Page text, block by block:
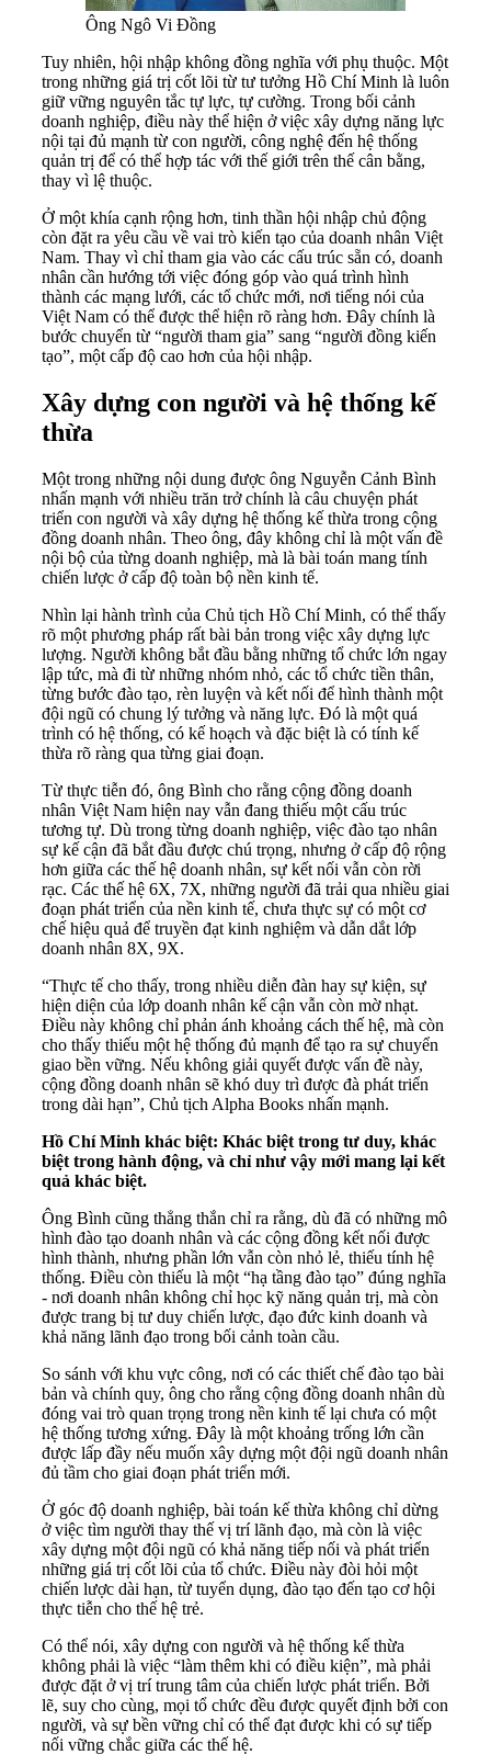
Ông Ngô Vi Đồng
Tuy nhiên, hội nhập không đồng nghĩa với phụ thuộc. Một
trong những giá trị cốt lõi từ tư tưởng Hồ Chí Minh là luôn
giữ vững nguyên tắc tự lực, tự cường. Trong bối cảnh
doanh nghiệp, điều này thể hiện ở việc xây dựng năng lực
nội tại đủ mạnh từ con người, công nghệ đến hệ thống
quản trị để có thể hợp tác với thế giới trên thế cân bằng,
thay vì lệ thuộc.
Ở một khía cạnh rộng hơn, tinh thần hội nhập chủ động
còn đặt ra yêu cầu về vai trò kiến tạo của doanh nhân Việt
Nam. Thay vì chỉ tham gia vào các cấu trúc sẵn có, doanh
nhân cần hướng tới việc đóng góp vào quá trình hình
thành các mạng lưới, các tổ chức mới, nơi tiếng nói của
Việt Nam có thể được thể hiện rõ ràng hơn. Đây chính là
bước chuyển từ “người tham gia” sang “người đồng kiến
tạo”, một cấp độ cao hơn của hội nhập.
Xây dựng con người và hệ thống kế
thừa
Một trong những nội dung được ông Nguyễn Cảnh Bình
nhấn mạnh với nhiều trăn trở chính là câu chuyện phát
triển con người và xây dựng hệ thống kế thừa trong cộng
đồng doanh nhân. Theo ông, đây không chỉ là một vấn đề
nội bộ của từng doanh nghiệp, mà là bài toán mang tính
chiến lược ở cấp độ toàn bộ nền kinh tế.
Nhìn lại hành trình của Chủ tịch Hồ Chí Minh, có thể thấy
rõ một phương pháp rất bài bản trong việc xây dựng lực
lượng. Người không bắt đầu bằng những tổ chức lớn ngay
lập tức, mà đi từ những nhóm nhỏ, các tổ chức tiền thân,
từng bước đào tạo, rèn luyện và kết nối để hình thành một
đội ngũ có chung lý tưởng và năng lực. Đó là một quá
trình có hệ thống, có kế hoạch và đặc biệt là có tính kế
thừa rõ ràng qua từng giai đoạn.
Từ thực tiễn đó, ông Bình cho rằng cộng đồng doanh
nhân Việt Nam hiện nay vẫn đang thiếu một cấu trúc
tương tự. Dù trong từng doanh nghiệp, việc đào tạo nhân
sự kế cận đã bắt đầu được chú trọng, nhưng ở cấp độ rộng
hơn giữa các thế hệ doanh nhân, sự kết nối vẫn còn rời
rạc. Các thế hệ 6X, 7X, những người đã trải qua nhiều giai
đoạn phát triển của nền kinh tế, chưa thực sự có một cơ
chế hiệu quả để truyền đạt kinh nghiệm và dẫn dắt lớp
doanh nhân 8X, 9X.
“Thực tế cho thấy, trong nhiều diễn đàn hay sự kiện, sự
hiện diện của lớp doanh nhân kế cận vẫn còn mờ nhạt.
Điều này không chỉ phản ánh khoảng cách thế hệ, mà còn
cho thấy thiếu một hệ thống đủ mạnh để tạo ra sự chuyển
giao bền vững. Nếu không giải quyết được vấn đề này,
cộng đồng doanh nhân sẽ khó duy trì được đà phát triển
trong dài hạn”, Chủ tịch Alpha Books nhấn mạnh.
Hồ Chí Minh khác biệt: Khác biệt trong tư duy, khác
biệt trong hành động, và chỉ như vậy mới mang lại kết
quả khác biệt.
Ông Bình cũng thẳng thắn chỉ ra rằng, dù đã có những mô
hình đào tạo doanh nhân và các cộng đồng kết nối được
hình thành, nhưng phần lớn vẫn còn nhỏ lẻ, thiếu tính hệ
thống. Điều còn thiếu là một “hạ tầng đào tạo” đúng nghĩa
- nơi doanh nhân không chỉ học kỹ năng quản trị, mà còn
được trang bị tư duy chiến lược, đạo đức kinh doanh và
khả năng lãnh đạo trong bối cảnh toàn cầu.
So sánh với khu vực công, nơi có các thiết chế đào tạo bài
bản và chính quy, ông cho rằng cộng đồng doanh nhân dù
đóng vai trò quan trọng trong nền kinh tế lại chưa có một
hệ thống tương xứng. Đây là một khoảng trống lớn cần
được lấp đầy nếu muốn xây dựng một đội ngũ doanh nhân
đủ tầm cho giai đoạn phát triển mới.
Ở góc độ doanh nghiệp, bài toán kế thừa không chỉ dừng
ở việc tìm người thay thế vị trí lãnh đạo, mà còn là việc
xây dựng một đội ngũ có khả năng tiếp nối và phát triển
những giá trị cốt lõi của tổ chức. Điều này đòi hỏi một
chiến lược dài hạn, từ tuyển dụng, đào tạo đến tạo cơ hội
thực tiễn cho thế hệ trẻ.
Có thể nói, xây dựng con người và hệ thống kế thừa
không phải là việc “làm thêm khi có điều kiện”, mà phải
được đặt ở vị trí trung tâm của chiến lược phát triển. Bởi
lẽ, suy cho cùng, mọi tổ chức đều được quyết định bởi con
người, và sự bền vững chỉ có thể đạt được khi có sự tiếp
nối vững chắc giữa các thế hệ.